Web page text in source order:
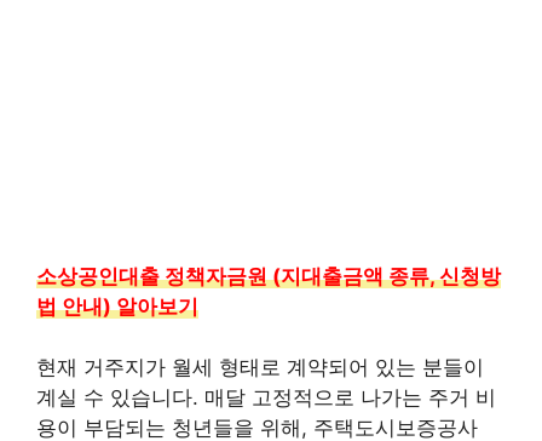
소상공인대출 정책자금원 (지대출금액 종류, 신청방
법 안내) 알아보기
현재 거주지가 월세 형태로 계약되어 있는 분들이
계실 수 있습니다. 매달 고정적으로 나가는 주거 비
용이 부담되는 청년들을 위해, 주택도시보증공사